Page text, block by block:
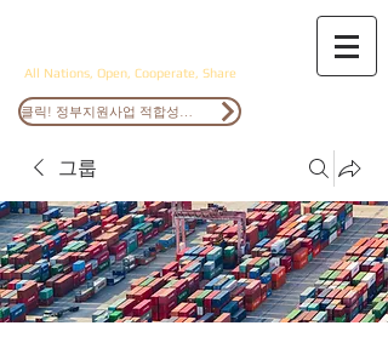
All Nations, Open, Cooperate, Share
그룹